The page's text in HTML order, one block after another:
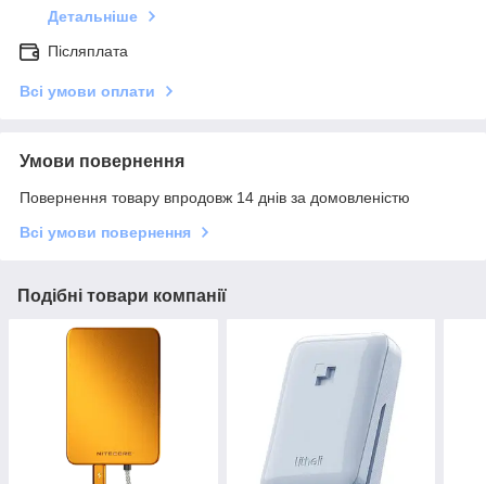
Детальніше
Післяплата
Всі умови оплати
Умови повернення
Повернення товару впродовж 14 днів за домовленістю
Всі умови повернення
Подібні товари компанії